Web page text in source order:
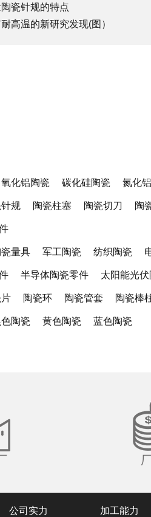
瓷针规的特点
高温的新研究发现(图）
氧化铝陶瓷 碳化硅陶瓷 氮化
规 陶瓷柱塞 陶瓷切刀 陶
瓷量具 军工陶瓷 纺织陶瓷
半导体陶瓷零件 太阳能光伏
陶瓷环 陶瓷管套 陶瓷棒
陶瓷 黄色陶瓷 蓝色陶瓷
公司实力 加工能力